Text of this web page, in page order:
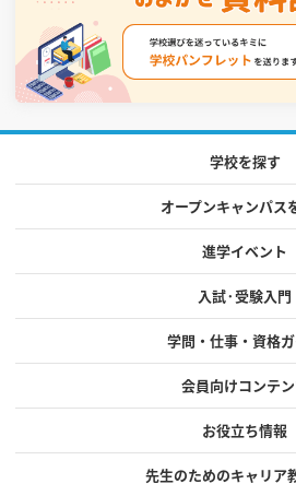
学校を探す
オープンキャンパス
進学イベント
入試·受験入門
学問・仕事・資格
会員向けコンテ
お役立ち情報
先生のためのキャリア